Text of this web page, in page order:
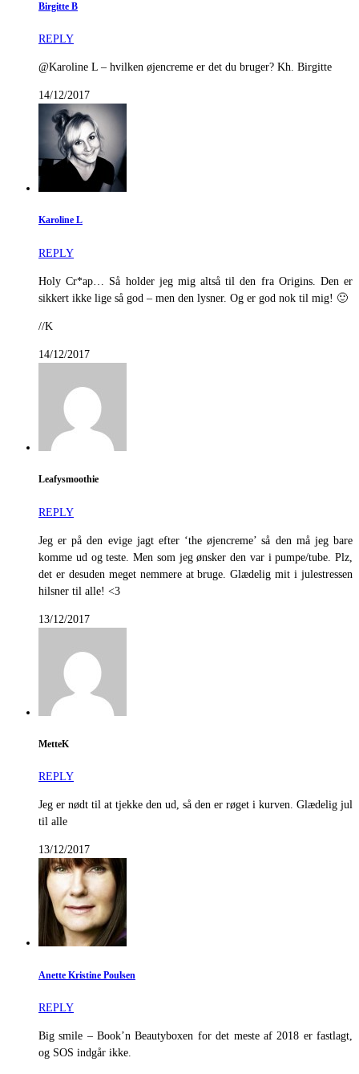
Birgitte B
REPLY
@Karoline L – hvilken øjencreme er det du bruger? Kh. Birgitte
14/12/2017
Karoline L
REPLY
Holy Cr*ap… Så holder jeg mig altså til den fra Origins. Den er
sikkert ikke lige så god – men den lysner. Og er god nok til mig! 🙂
//K
14/12/2017
Leafysmoothie
REPLY
Jeg er på den evige jagt efter ‘the øjencreme’ så den må jeg bare
komme ud og teste. Men som jeg ønsker den var i pumpe/tube. Plz,
det er desuden meget nemmere at bruge. Glædelig mit i julestressen
hilsner til alle! <3
13/12/2017
MetteK
REPLY
Jeg er nødt til at tjekke den ud, så den er røget i kurven. Glædelig jul
til alle
13/12/2017
Anette Kristine Poulsen
REPLY
Big smile – Book’n Beautyboxen for det meste af 2018 er fastlagt,
og SOS indgår ikke.